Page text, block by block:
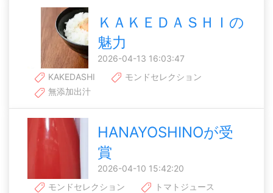
ＫＡＫＥＤＡＳＨＩの
魅力
2026-04-13 16:03:47
KAKEDASHI
モンドセレクション
無添加出汁
HANAYOSHINOが受
賞
2026-04-10 15:42:20
モンドセレクション
トマトジュース